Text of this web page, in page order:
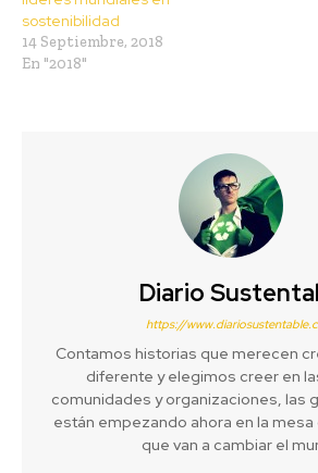
sostenibilidad
14 Septiembre, 2018
En "2018"
Diario
https://
Contamos historias que merecen
diferente y elegimos creer en
comunidades y organizaciones, las
están empezando ahora en la
que van a cambiar el